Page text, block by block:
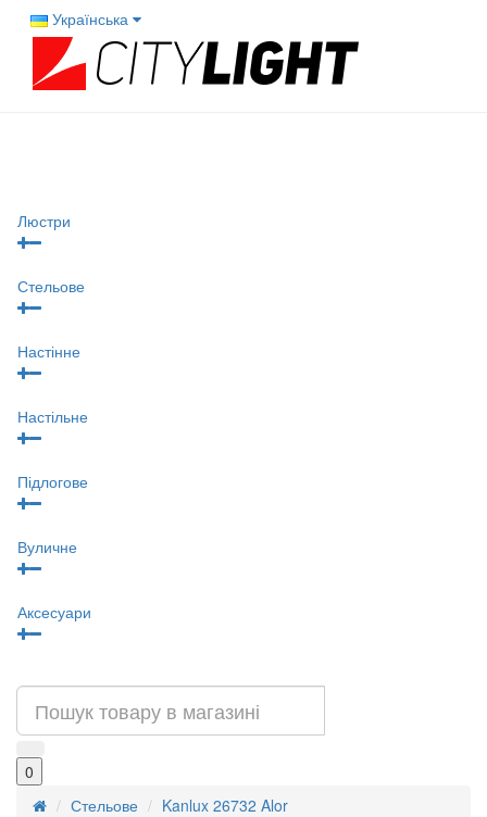
Українська
Люстри
Стельове
Настінне
Настільне
Підлогове
Вуличне
Аксесуари
0
Стельове
Kanlux 26732 Alor